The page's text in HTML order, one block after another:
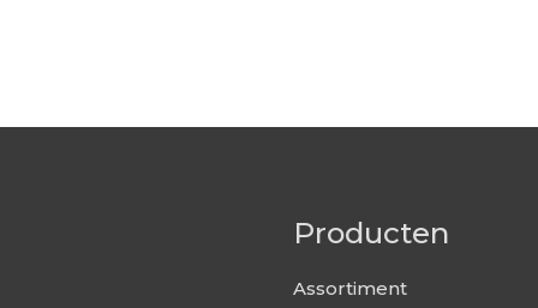
Producten
Assortiment